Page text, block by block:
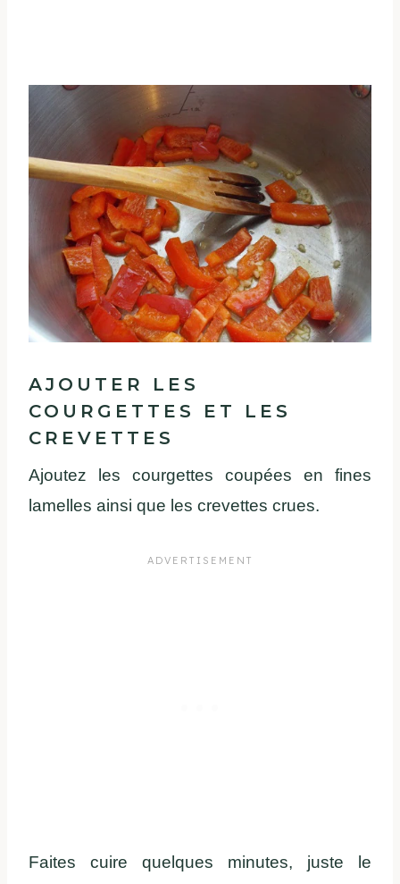
AJOUTER LES
COURGETTES ET LES
CREVETTES
Ajoutez les courgettes coupées en fines
lamelles ainsi que les crevettes crues.
Faites cuire quelques minutes, juste le